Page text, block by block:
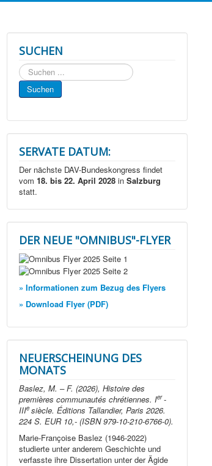
SUCHEN
Suchen
...
Suchen
SERVATE DATUM:
Der nächste DAV-Bundeskongress findet
vom18. bis 22. April 2028 inSalzburg
statt.
DER NEUE "OMNIBUS"-FLYER
» Informationen zum Bezug des Flyers
» Download Flyer (PDF)
NEUERSCHEINUNG DES
MONATS
Baslez, M. – F. (2026), Histoire des
premières communautés chrétiennes. Ier-
IIIe siècle. Éditions Tallandier, Paris 2026.
224 S. EUR 10,- (ISBN 979-10-210-6766-0).
Marie-Françoise Baslez (1946-2022)
studierte unter anderem Geschichte und
verfasste ihre Dissertation unter der Ägide